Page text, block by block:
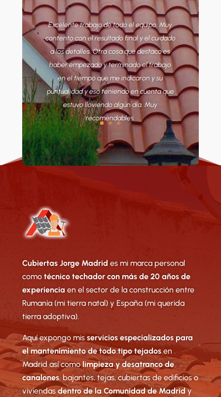
–
Excelente trabajo de todo el equipo. Muy
contento con el resultado final y el cuidado
a los detalles. Otra cosa que destaco es
haber empezado y terminado el trabajo
en el tiempo que me indicaron y su
puntualidad y eso teniendo en cuenta que
estuvo lloviendo algún día. Muy
recomendables.
– ▪Opinión en
Habitissimo–
Jorge es un técnico de tejados
sobresaliente. Ha dado con la humedad
que nos cubría parte del techo de la
azotea y nos ha impermeabilizado la zona
exacta en la que había filtraciones de lluvia
en la cubierta. Precio no el más económico
pero viendo el servicio, bien pagado.
Cubiertas Jorge Madrid es mi marca personal
como técnico techador con más de 20 años de
experiencia en el sector de la construcción entre
Rumanía (mi tierra natal) y España (mi querida
tierra adoptiva).
Aquí expongo mis servicios especializados para
el mantenimiento de todo tipo tejadosen
Madrid así comolimpieza y desatranco de
canalones, bajantes, tejas, cubiertas de edificios o
viviendasdentro de la Comunidad de Madridy